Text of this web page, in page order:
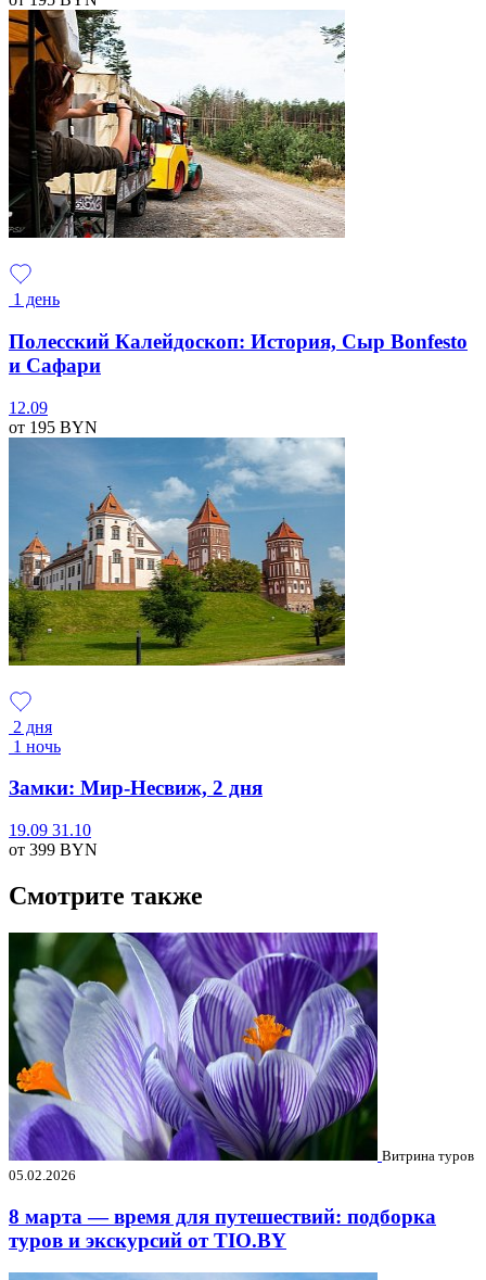
1 день
Полесский Калейдоскоп: История, Сыр Bonfesto
и Сафари
12.09
от 195 BYN
2 дня
1 ночь
Замки: Мир-Несвиж, 2 дня
19.09 31.10
от 399 BYN
Смотрите также
Витрина туров
05.02.2026
8 марта — время для путешествий: подборка
туров и экскурсий от TIO.BY